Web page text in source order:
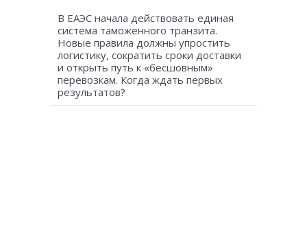
В ЕАЭС начала действовать единая
система таможенного транзита.
Новые правила должны упростить
логистику, сократить сроки доставки
и открыть путь к «бесшовным»
перевозкам. Когда ждать первых
результатов?